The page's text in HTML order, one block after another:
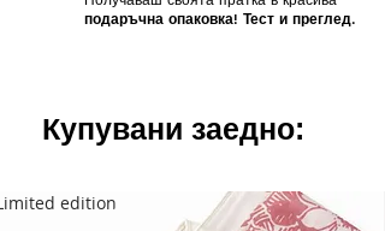
подаръчна опаковка! Тест и преглед.
Купувани заедно:
edition